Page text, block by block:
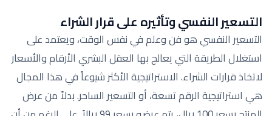
التسعير النفسي وتأثيره على قرار الشراء
التسعير النفسي هو فن وعلم في نفس الوقت، ويعتمد على
استغلال الطريقة التي يعالج بها العقل البشري الأرقام والأسعار
لاتخاذ قرارات الشراء. الاستراتيجية الأكثر شيوعاً في هذا المجال
هي استراتيجية الرقم تسعة، أو التسعير الساحر. بدلاً من عرض